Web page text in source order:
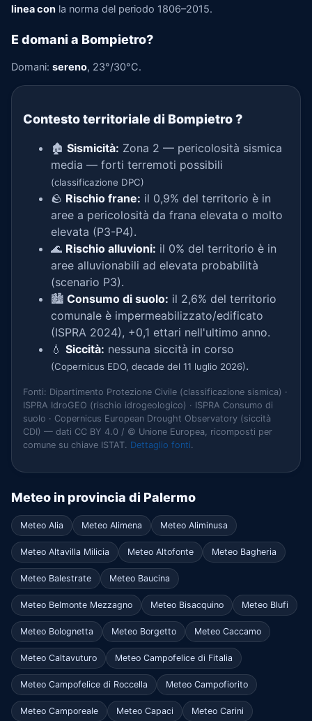
linea con la norma del periodo 1806–2015.
E domani a Bompietro?
Domani: sereno, 23°/30°C.
Contesto territoriale di Bompietro?
🏚️ Sismicità: Zona 2 — pericolosità sismica
media — forti terremoti possibili
(classificazione DPC)
🪨 Rischio frane: il 0,9% del territorio è in
aree a pericolosità da frana elevata o molto
elevata (P3-P4).
🌊 Rischio alluvioni: il 0% del territorio è in
aree alluvionabili ad elevata probabilità
(scenario P3).
🏙️ Consumo di suolo: il 2,6% del territorio
comunale è impermeabilizzato/edificato
(ISPRA 2024), +0,1 ettari nell'ultimo anno.
💧 Siccità: nessuna siccità in corso
(Copernicus EDO, decade del 11 luglio 2026).
Fonti: Dipartimento Protezione Civile (classificazione sismica) ·
ISPRA IdroGEO (rischio idrogeologico) · ISPRA Consumo di
suolo · Copernicus European Drought Observatory (siccità
CDI) — dati CC BY 4.0 / © Unione Europea, ricomposti per
comune su chiave ISTAT. Dettaglio fonti.
Meteo in provincia di Palermo
Meteo Alia Meteo Alimena Meteo Aliminusa
Meteo Altavilla Milicia Meteo Altofonte Meteo Bagheria
Meteo Balestrate Meteo Baucina
Meteo Belmonte Mezzagno Meteo Bisacquino Meteo Blufi
Meteo Bolognetta Meteo Borgetto Meteo Caccamo
Meteo Caltavuturo Meteo Campofelice di Fitalia
Meteo Campofelice di Roccella Meteo Campofiorito
Meteo Camporeale Meteo Capaci Meteo Carini